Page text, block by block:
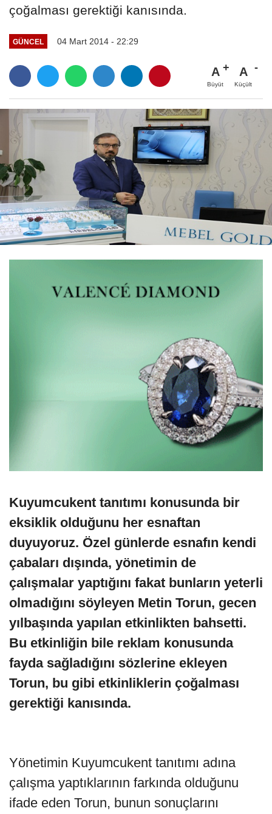
çoğalması gerektiği kanısında.
GÜNCEL 04 Mart 2014 - 22:29
A
Büyüt
A
Küçült
Kuyumcukent tanıtımı konusunda bir
eksiklik olduğunu her esnaftan
duyuyoruz. Özel günlerde esnafın kendi
çabaları dışında, yönetimin de
çalışmalar yaptığını fakat bunların yeterli
olmadığını söyleyen Metin Torun, gecen
yılbaşında yapılan etkinlikten bahsetti.
Bu etkinliğin bile reklam konusunda
fayda sağladığını sözlerine ekleyen
Torun, bu gibi etkinliklerin çoğalması
gerektiği kanısında.
Yönetimin Kuyumcukent tanıtımı adına
çalışma yaptıklarının farkında olduğunu
ifade eden Torun, bunun sonuçlarını